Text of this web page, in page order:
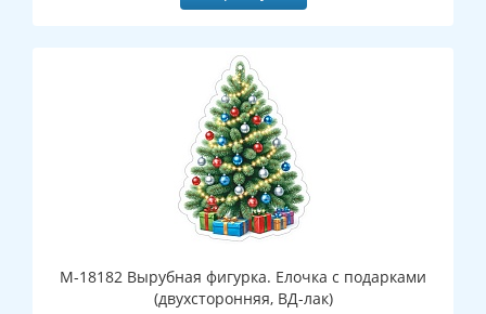
М-18182 Вырубная фигурка. Елочка с подарками
(двухсторонняя, ВД-лак)